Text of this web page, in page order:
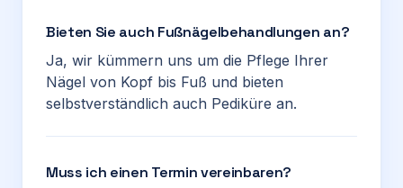
Bieten Sie auch Fußnägelbehandlungen an?
Ja, wir kümmern uns um die Pflege Ihrer
Nägel von Kopf bis Fuß und bieten
selbstverständlich auch Pediküre an.
Muss ich einen Termin vereinbaren?